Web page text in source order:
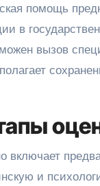
в
вызов
включает
и